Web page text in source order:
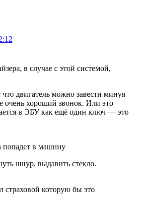
в случае с этой системой,
что двигатель можно завести минуя
очень хороший звонок. Или это
в ЭБУ как ещё один ключ — это
попадет в машину
шнур, выдавить стекло.
страховой которую бы это